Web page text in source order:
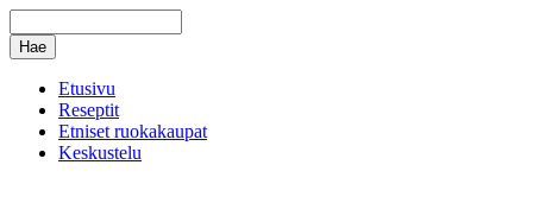
Etusivu
Reseptit
Etniset ruokakaupat
Keskustelu